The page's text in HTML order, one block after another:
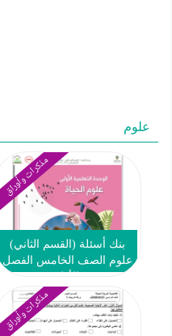
علوم
مذكرات وأوراق
بنك أسئلة (القسم الثاني)
علوم الصف الخامس الفصل
مذكرات وأوراق